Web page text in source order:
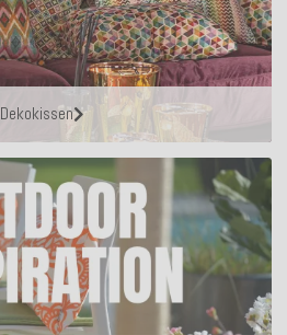
Dekokissen